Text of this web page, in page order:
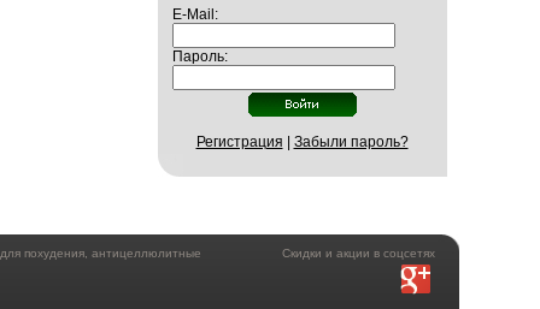
E-Mail:
Пароль:
Регистрация Забыли пароль?
Скидки и акции в соцсетях
похудения, антицеллюлитные